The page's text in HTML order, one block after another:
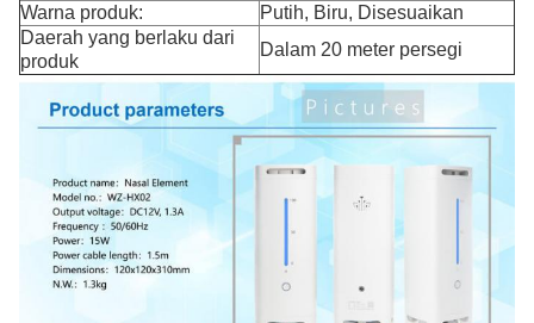
Warna produk:
Putih, Biru, Disesuaikan
Daerah yang berlaku dari
produk
Dalam 20 meter persegi